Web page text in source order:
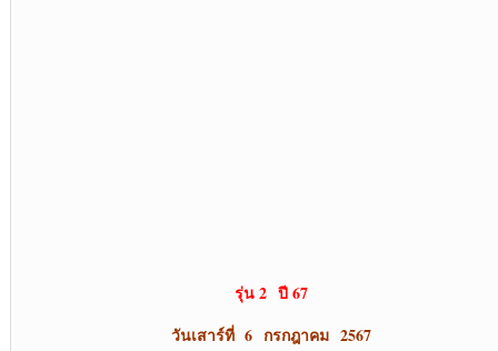
รุ่น 2 ปี 67
วันเสาร์ที่ 6 กรกฎาคม 2567